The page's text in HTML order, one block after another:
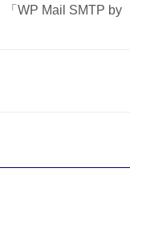
WP Mail SMTP by